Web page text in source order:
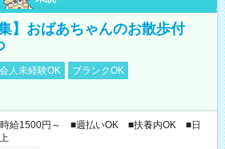
】おばあちゃんのお散歩付
人未経験OK
ブランクOK
時給1500円～ ■週払いOK ■扶養内OK ■日